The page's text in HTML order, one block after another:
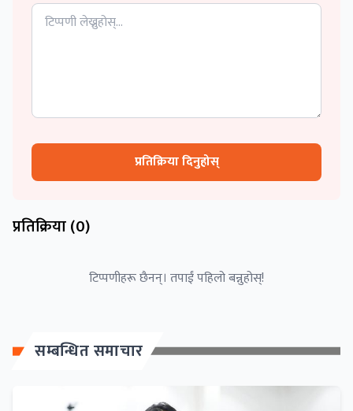
प्रतिक्रिया दिनुहोस्
प्रतिक्रिया (0)
टिप्पणीहरू छैनन्। तपाईं पहिलो बन्नुहोस्!
सम्बन्धित समाचार